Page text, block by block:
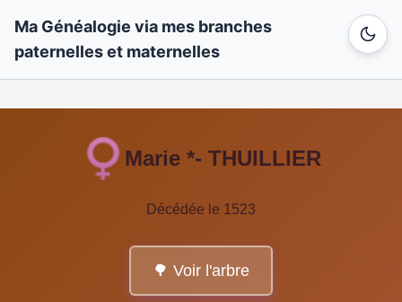
Ma Généalogie via mes branches
paternelles et maternelles
Marie *- THUILLIER
Décédée le 1523
🌳 Voir l'arbre